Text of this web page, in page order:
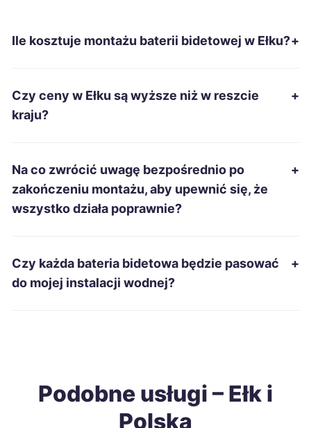
Malbork 186 zł
Suwałki
Jarosław
Piekary Śląskie
Świętochłowice
Zawiercie 188 zł
Ile kosztuje montażu baterii bidetowej w Ełku?+
Czy ceny w Ełku są wyższe niż w reszcie
kraju?
+
Na co zwrócić uwagę bezpośrednio po
zakończeniu montażu, aby upewnić się, że
wszystko działa poprawnie?
+
Czy każda bateria bidetowa będzie pasować
do mojej instalacji wodnej?
+
Podobne usługi – Ełk i
Polska